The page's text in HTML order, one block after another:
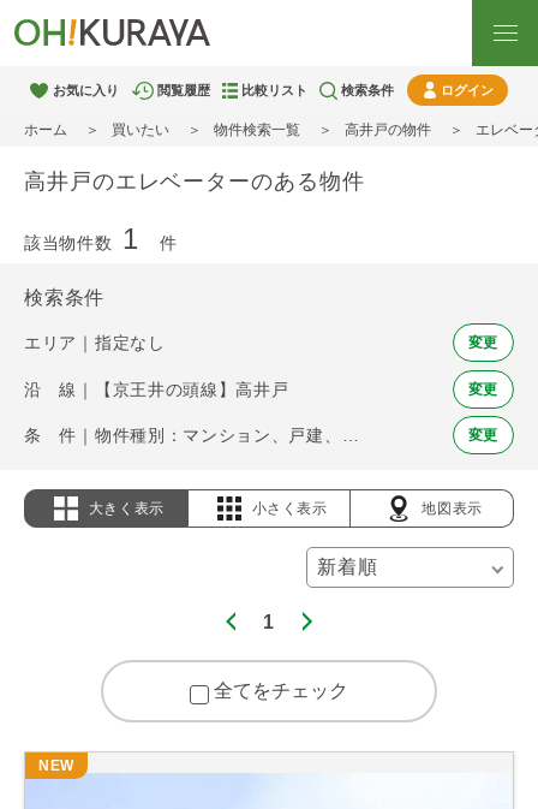
お気に入り 閲覧履歴 比較リスト 検索条件 ログイン
ホーム 買いたい 物件検索一覧 高井戸の物件 エレベー
高井戸のエレベーターのある物件
該当物件数 1 件
検索条件
エリア｜指定なし 変更
沿 線｜【京王井の頭線】高井戸 変更
変更
大きく表示 小さく表示 地図表示
1
全てをチェック
NEW